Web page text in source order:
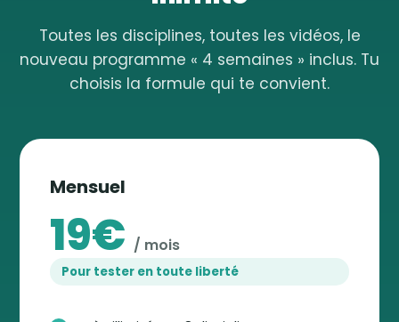
Toutes les disciplines, toutes les vidéos, le
nouveau programme « 4 semaines » inclus. Tu
choisis la formule qui te convient.
Mensuel
19€ / mois
Pour tester en toute liberté